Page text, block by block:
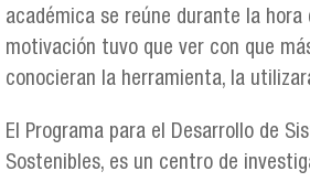
académica se reúne durante la hora
motivación tuvo que ver con que
conocieran la herramienta, la
El Programa para el Desarrollo de
Sostenibles, es un centro de